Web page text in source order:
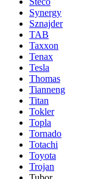
Synergy
Sznajder
TAB
Taxxon
Tenax
Tesla
Thomas
Tianneng
Titan
Tokler
Topla
Tornado
Totachi
Toyota
Trojan